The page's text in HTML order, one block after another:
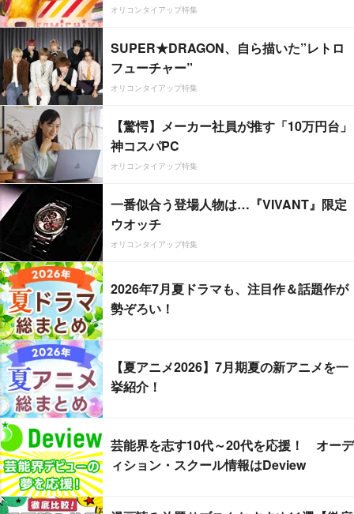
オリコンタイアップ特集
SUPER★DRAGON、自ら描いた”レトロ
フューチャー”
オリコンタイアップ特集
【驚愕】メーカー社員が推す「10万円台」
神コスパPC
オリコンタイアップ特集
一番似合う登場人物は…『VIVANT』限定
ウオッチ
オリコンタイアップ特集
2026年7月夏ドラマも、注目作＆話題作が
勢ぞろい！
【夏アニメ2026】7月期夏の新アニメを一
挙紹介！
芸能界を志す10代～20代を応援！ オーデ
ィション・スクール情報はDeview